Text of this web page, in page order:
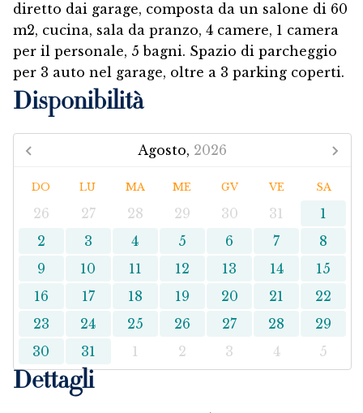
diretto dai garage, composta da un salone di 60
m2, cucina, sala da pranzo, 4 camere, 1 camera
per il personale, 5 bagni. Spazio di parcheggio
per 3 auto nel garage, oltre a 3 parking coperti.
Disponibilità
Agosto, 2026
DO LU MA ME GV VE SA
26 27 28 29 30 31
1
2
3 4 5 6 7
8
9
10 11 12 13 14
15
16
17 18 19 20 21
22
23
24 25 26 27 28
29
30
31 1 2 3 4 5
Dettagli